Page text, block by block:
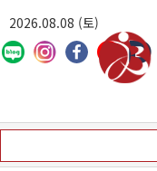
2026.08.08 (토)